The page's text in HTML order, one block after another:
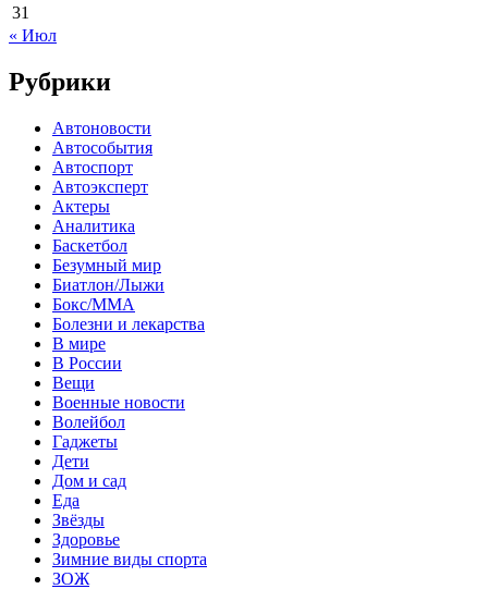
31
« Июл
Рубрики
Автоновости
Автособытия
Автоспорт
Автоэксперт
Актеры
Аналитика
Баскетбол
Безумный мир
Биатлон/Лыжи
Бокс/MMA
Болезни и лекарства
В мире
В России
Вещи
Военные новости
Волейбол
Гаджеты
Дети
Дом и сад
Еда
Звёзды
Здоровье
Зимние виды спорта
ЗОЖ